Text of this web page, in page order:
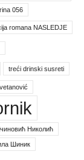
056
romana NASLEDJE
treći drinski susreti
Николић
Шиник